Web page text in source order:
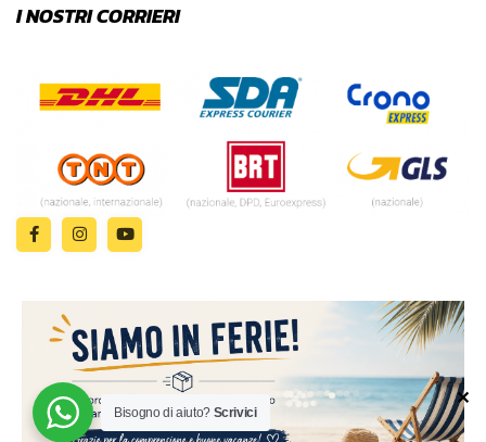
✕
I NOSTRI CORRIERI
© 2024 | MADE WITH ♥️ BY
Bisogno di aiuto? Scrivici